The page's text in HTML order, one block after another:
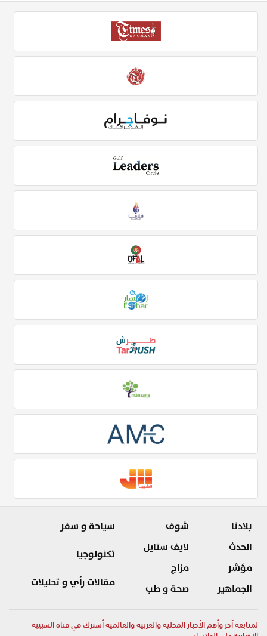
بلادنا
الحدث
مؤشر
الجماهير
شوف
لايف ستايل
مزاج
صحة و طب
سياحة و سفر
تكنولوجيا
مقالات رأي و تحليلات
لمتابعة آخر وأهم الأخبار المحلية والعربية والعالمية أشترك في قناة الشبيبة